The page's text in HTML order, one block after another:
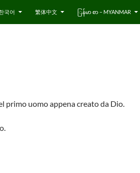
국어 繁体中文 ြန်မာ စာ – MYANMAR
primo uomo appena creato da Dio.